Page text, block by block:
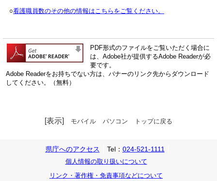
○看護職員数のその他の情報はこちらをご覧ください。
PDF形式のファイルをご覧いただく場合に
は、Adobe社が提供するAdobe Readerが必
要です。
Adobe Readerをお持ちでない方は、バナーのリンク先からダウンロード
してください。（無料）
[表示] モバイル パソコン トップに戻る
県庁へのアクセス Tel： 024-521-1111
個人情報の取り扱いについて
リンク・著作権・免責事項などについて